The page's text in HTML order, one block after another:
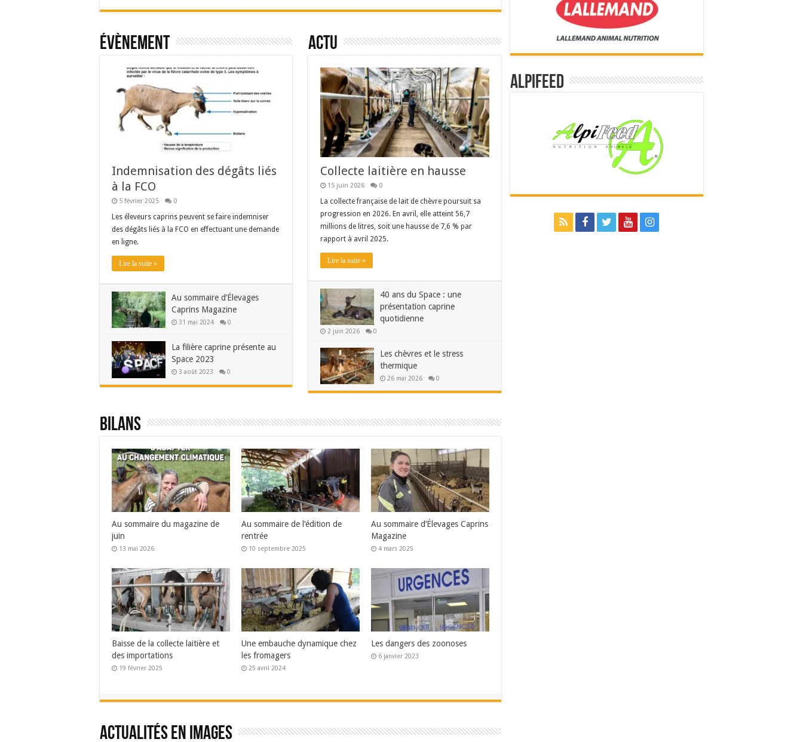
Évènement
Indemnisation des dégâts liés
à la FCO
5 février 2025 0
Les éleveurs caprins peuvent se faire indemniser
des dégâts liés à la FCO en effectuant une demande
en ligne.
Lire la suite »
Au sommaire d’Élevages
Caprins Magazine
31 mai 2024 0
La filière caprine présente au
Space 2023
3 août 2023 0
Actu
Collecte laitière en hausse
15 juin 2026 0
La collecte française de lait de chèvre poursuit sa
progression en 2026. En avril, elle atteint 56,7
millions de litres, soit une hausse de 7,6 % par
rapport à avril 2025.
Lire la suite »
40 ans du Space : une
présentation caprine
quotidienne
2 juin 2026 0
Les chèvres et le stress
thermique
26 mai 2026 0
Bilans
Au sommaire du magazine de
juin
13 mai 2026
Au sommaire de l’édition de
rentrée
10 septembre 2025
Au sommaire d’Élevages Caprins
Magazine
4 mars 2025
Baisse de la collecte laitière et
des importations
19 février 2025
Une embauche dynamique chez
les fromagers
25 avril 2024
Les dangers des zoonoses
6 janvier 2023
Actualités en images
Alpifeed